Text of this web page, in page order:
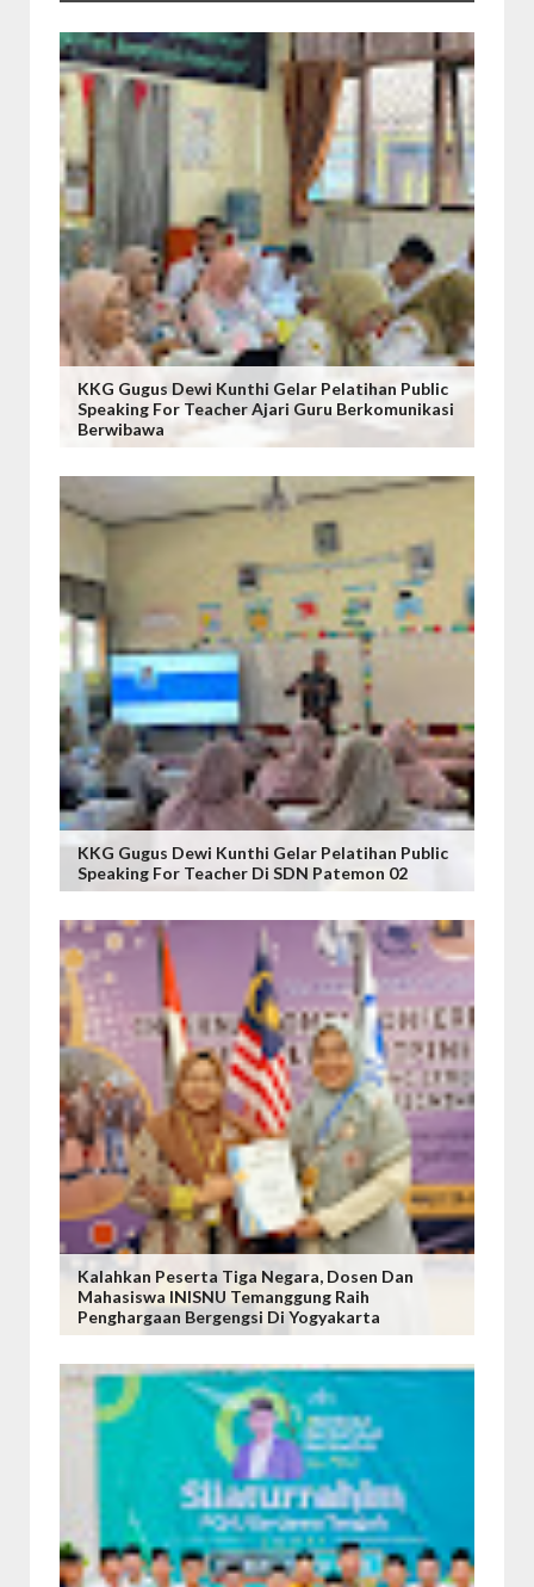
KKG Gugus Dewi Kunthi Gelar Pelatihan Public
Speaking For Teacher Ajari Guru Berkomunikasi
Berwibawa
KKG Gugus Dewi Kunthi Gelar Pelatihan Public
Speaking For Teacher Di SDN Patemon 02
Kalahkan Peserta Tiga Negara, Dosen Dan
Mahasiswa INISNU Temanggung Raih
Penghargaan Bergengsi Di Yogyakarta